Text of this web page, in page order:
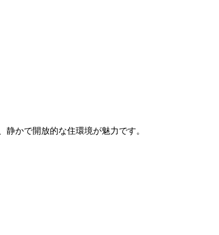
かで開放的な住環境が魅力です。